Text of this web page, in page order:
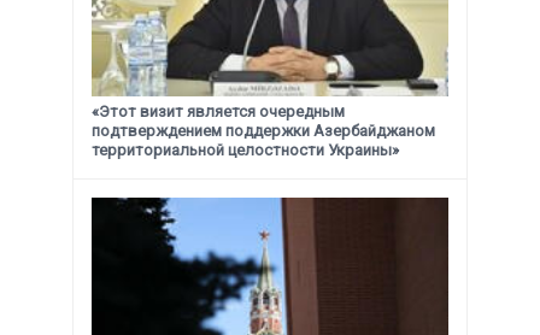
«Этот визит является очередным
подтверждением поддержки Азербайджаном
территориальной целостности Украины»